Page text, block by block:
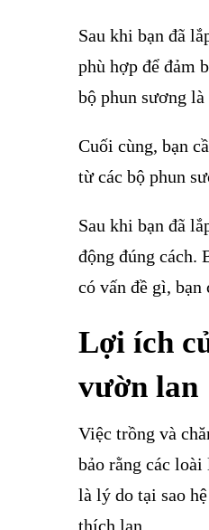
Sau khi bạn đã
phù hợp để đảm
bộ phun sương là
Cuối cùng, bạn
từ các bộ phun
Sau khi bạn đã
động đúng cách.
có vấn đề gì, bạn
Lợi ích
vườn lan
Việc trồng và
bảo rằng các
là lý do tại sao
thích lan.